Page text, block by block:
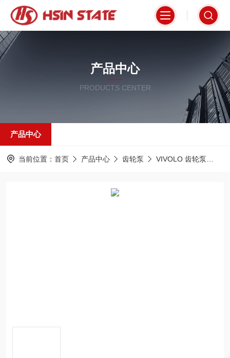
产品中心
PRODUCTS CENTER
产品中心
当前位置： 首页 产品中心 齿轮泵 VIVOLO 齿轮泵